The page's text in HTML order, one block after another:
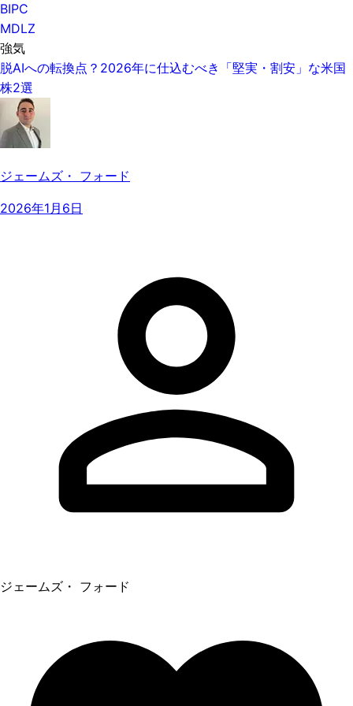
BIPC
MDLZ
強気
脱AIへの転換点？2026年に仕込むべき「堅実・割安」な米国
株2選
ジェームズ・ フォード
2026年1月6日
ジェームズ・ フォード